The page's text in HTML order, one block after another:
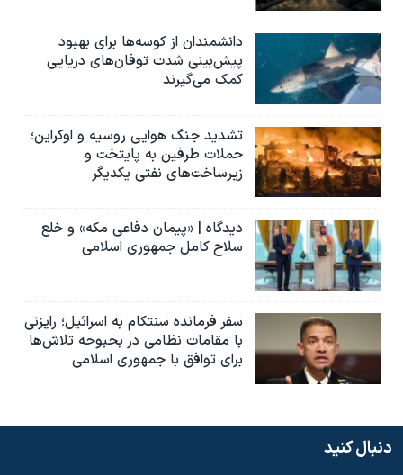
دانشمندان از کوسه‌ها برای بهبود
پیش‌بینی شدت توفان‌های دریایی
کمک می‌گیرند
تشدید جنگ هوایی روسیه و اوکراین؛
حملات طرفین به پایتخت‌ و
زیرساخت‌های نفتی یکدیگر
دیدگاه | «پیمان دفاعی مکه» و خلع
سلاح کامل جمهوری اسلامی
سفر فرمانده سنتکام به اسرائیل؛ رایزنی
با مقامات نظامی در بحبوحه تلاش‌ها
برای توافق با جمهوری اسلامی
دنبال کنید